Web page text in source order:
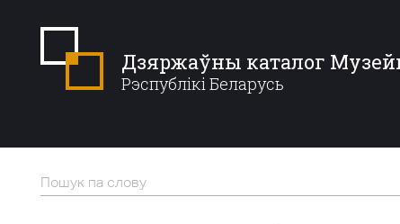
Дзяржаўны каталог
Рэспублікі Беларусь